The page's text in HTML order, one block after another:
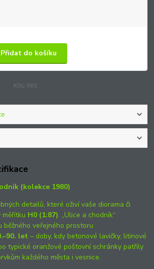
Přidat do košíku
KOL-001
(kolekce 1980)
detailů, které oživí vaše diorama či
H0 (1:87). „Ulice a chodník“
běžného veřejného prostoru
let – doby, kdy betonové lavičky, litinové
typické oranžové poštovní schránky patřily
každého města i vesnice.